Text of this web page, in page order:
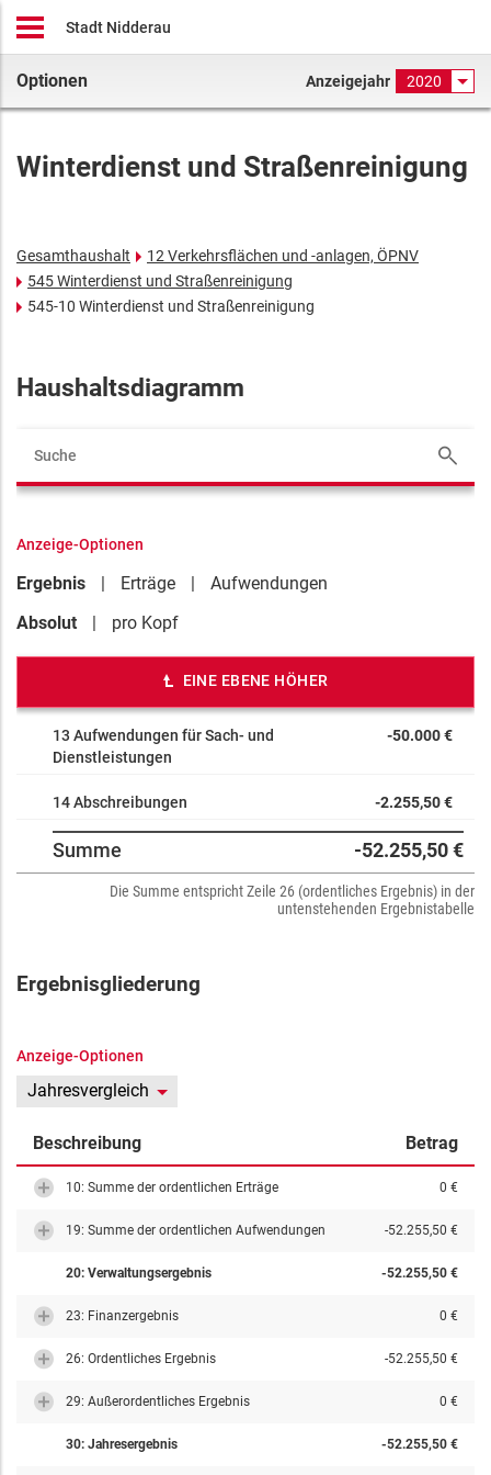
Stadt Nidderau
Optionen Anzeigejahr 2020
Winterdienst und Straßenreinigung
Gesamthaushalt
12 Verkehrsflächen und -anlagen, ÖPNV
545 Winterdienst und Straßenreinigung
545-10 Winterdienst und Straßenreinigung
Haushaltsdiagramm
Anzeige-Optionen
Ergebnis Erträge
Aufwendungen
Absolut
pro Kopf
EINE EBENE HÖHER
13 Aufwendungen für Sach- und
Dienstleistungen
-50.000 €
14 Abschreibungen -2.255,50 €
Summe -52.255,50 €
Die Summe entspricht Zeile 26 (ordentliches Ergebnis) in der
untenstehenden Ergebnistabelle
Ergebnisgliederung
Anzeige-Optionen
Jahresvergleich
Beschreibung Betrag
10: Summe der ordentlichen Erträge 0 €
19: Summe der ordentlichen Aufwendungen -52.255,50 €
20: Verwaltungsergebnis -52.255,50 €
23: Finanzergebnis 0 €
26: Ordentliches Ergebnis -52.255,50 €
29: Außerordentliches Ergebnis 0 €
30: Jahresergebnis -52.255,50 €